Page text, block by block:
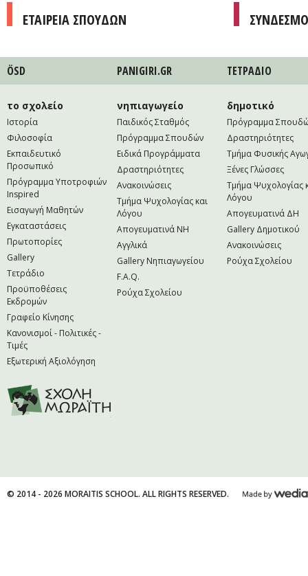
ΕΤΑΙΡΕΙΑ ΣΠΟΥΔΩΝ
ÖSD PANIGIRI.GR ΤΕΤΡAΔΙΟ
το σχολείο
Ιστορία
Φιλοσοφία
Εκπαιδευτικό
Προσωπικό
Πρόγραμμα Υποτροφιών
Inspired
Εισαγωγή Μαθητών
Εγκαταστάσεις
Πρωτοπορίες
Gallery
Τετράδιο
Προϋποθέσεις
Εκδρομών
Γραφείο Κίνησης
Κανονισμοί - Πολιτικές -
Τιμές
Εξωτερική Αξιολόγηση
νηπιαγωγείο
Παιδικός Σταθμός
Πρόγραμμα Σπουδών
Ειδικά Προγράμματα
Δραστηριότητες
Ανακοινώσεις
Τμήμα Ψυχολογίας και
Λόγου
Απογευματινά NH
Αγγλικά
Gallery Νηπιαγωγείου
F.A.Q.
Ρούχα Σχολείου
δημοτικό
Πρόγραμμα
Δραστηριότητες
Τμήμα Φυσικής
Ξένες Γλώσσες
Τμήμα Ψυχολογίας
Λόγου
Απογευματινά ΔΗ
Gallery Δημοτικού
Ανακοινώσεις
Ρούχα Σχολείου
© 2014 - 2026 MORAITIS SCHOOL. ALL RIGHTS RESERVED.